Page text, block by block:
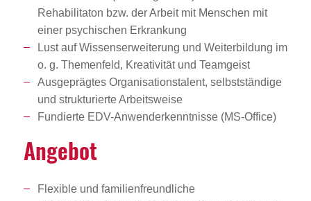
Rehabilitaton bzw. der Arbeit mit Menschen mit
einer psychischen Erkrankung
Lust auf Wissenserweiterung und Weiterbildung im
o. g. Themenfeld, Kreativität und Teamgeist
Ausgeprägtes Organisationstalent, selbstständige
und strukturierte Arbeitsweise
Fundierte EDV-Anwenderkenntnisse (MS-Office)
Angebot
Flexible und familienfreundliche